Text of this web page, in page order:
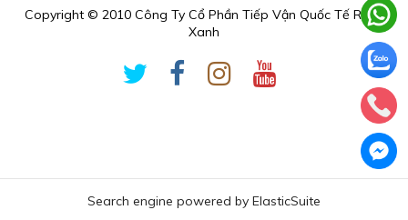
Copyright © 2010 Công Ty Cổ Phần Tiếp Vận Quốc Tế Rồng
Xanh
Search engine powered by ElasticSuite